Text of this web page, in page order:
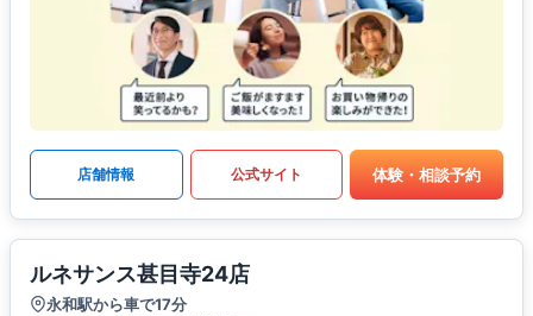
店舗情報 公式サイト 体験・相談予約
ルネサンス甚目寺24店
永和駅から車で17分